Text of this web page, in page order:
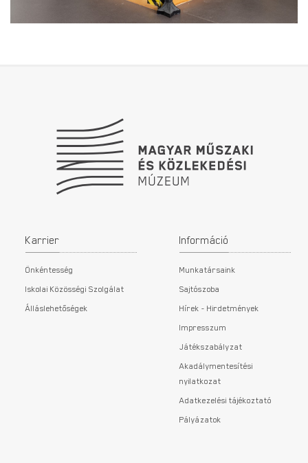
Karrier
Önkéntesség
Iskolai Közösségi Szolgálat
Álláslehetőségek
Információ
Munkatársaink
Sajtószoba
Hírek - Hirdetmények
Impresszum
Játékszabályzat
Akadálymentesítési
nyilatkozat
Adatkezelési tájékoztató
Pályázatok